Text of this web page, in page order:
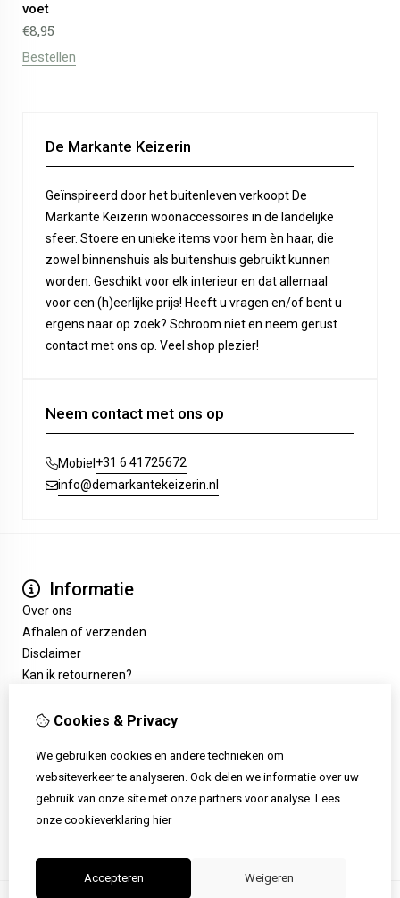
voet
€8,95
Bestellen
De Markante Keizerin
Geïnspireerd door het buitenleven verkoopt De
Markante Keizerin woonaccessoires in de landelijke
sfeer. Stoere en unieke items voor hem èn haar, die
zowel binnenshuis als buitenshuis gebruikt kunnen
worden. Geschikt voor elk interieur en dat allemaal
voor een (h)eerlijke prijs! Heeft u vragen en/of bent u
ergens naar op zoek? Schroom niet en neem gerust
contact met ons op. Veel shop plezier!
Neem contact met ons op
Mobiel+31 6 41725672
info@demarkantekeizerin.nl
Informatie
Over ons
Afhalen of verzenden
Disclaimer
Kan ik retourneren?
Cadeaubon
Klantenservice
Contact
Retourneren
Sitemap
Cookies & Privacy
We gebruiken cookies en andere technieken om
websiteverkeer te analyseren. Ook delen we informatie over uw
gebruik van onze site met onze partners voor analyse. Lees
onze cookieverklaring hier
Accepteren Weigeren